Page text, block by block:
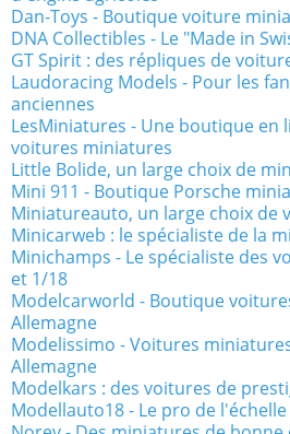
Dan-Toys - Boutique voiture
DNA Collectibles - Le "Made in
GT Spirit : des répliques de
Laudoracing Models - Pour les
anciennes
LesMiniatures - Une boutique en
voitures miniatures
Little Bolide, un large choix de
Mini 911 - Boutique Porsche
Miniatureauto, un large choix de
Minicarweb : le spécialiste de la
Minichamps - Le spécialiste des
et 1/18
Modelcarworld - Boutique
Allemagne
Modelissimo - Voitures
Allemagne
Modelkars : des voitures de
Modellauto18 - Le pro de